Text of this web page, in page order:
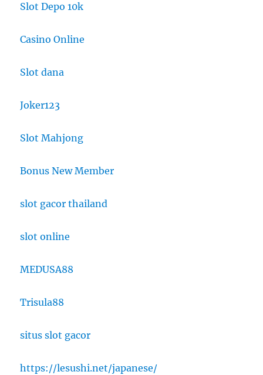
Slot Depo 10k
Casino Online
Slot dana
Joker123
Slot Mahjong
Bonus New Member
slot gacor thailand
slot online
MEDUSA88
Trisula88
situs slot gacor
https://lesushi.net/japanese/